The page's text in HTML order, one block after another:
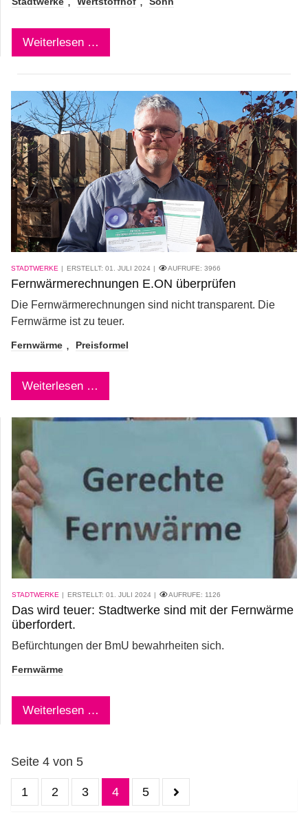
Weiterlesen …
STADTWERKE ERSTELLT: 01. JULI 2024 AUFRUFE: 3966
Fernwärmerechnungen E.ON überprüfen
Die Fernwärmerechnungen sind nicht transparent. Die
Fernwärme ist zu teuer.
Fernwärme Preisformel
Weiterlesen …
STADTWERKE ERSTELLT: 01. JULI 2024 AUFRUFE: 1126
Das wird teuer: Stadtwerke sind mit der Fernwärme
überfordert.
Befürchtungen der BmU bewahrheiten sich.
Fernwärme
Weiterlesen …
Seite 4 von 5
1 2 3 4 5